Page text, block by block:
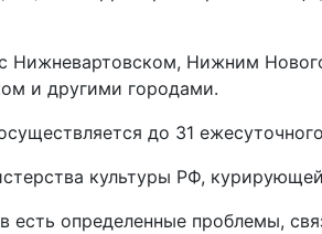
Нижневартовском, Нижним
и другими городами.
до 31
культуры РФ,
определенные проблемы,